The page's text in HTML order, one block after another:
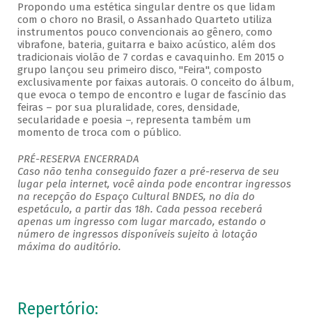
Propondo uma estética singular dentre os que lidam
com o choro no Brasil, o Assanhado Quarteto utiliza
instrumentos pouco convencionais ao gênero, como
vibrafone, bateria, guitarra e baixo acústico, além dos
tradicionais violão de 7 cordas e cavaquinho. Em 2015 o
grupo lançou seu primeiro disco, "Feira", composto
exclusivamente por faixas autorais. O conceito do álbum,
que evoca o tempo de encontro e lugar de fascínio das
feiras – por sua pluralidade, cores, densidade,
secularidade e poesia –, representa também um
momento de troca com o público.
PRÉ-RESERVA ENCERRADA
Caso não tenha conseguido fazer a pré-reserva de seu
lugar pela internet, você ainda pode encontrar ingressos
na recepção do Espaço Cultural BNDES, no dia do
espetáculo, a partir das 18h. Cada pessoa receberá
apenas um ingresso com lugar marcado, estando o
número de ingressos disponíveis sujeito à lotação
máxima do auditório.
Repertório: